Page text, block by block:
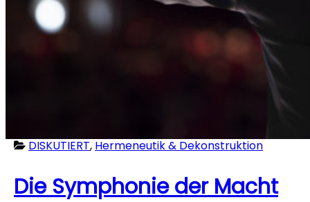
DISKUTIERT, Hermeneutik & Dekonstruktion
Die Symphonie der Macht